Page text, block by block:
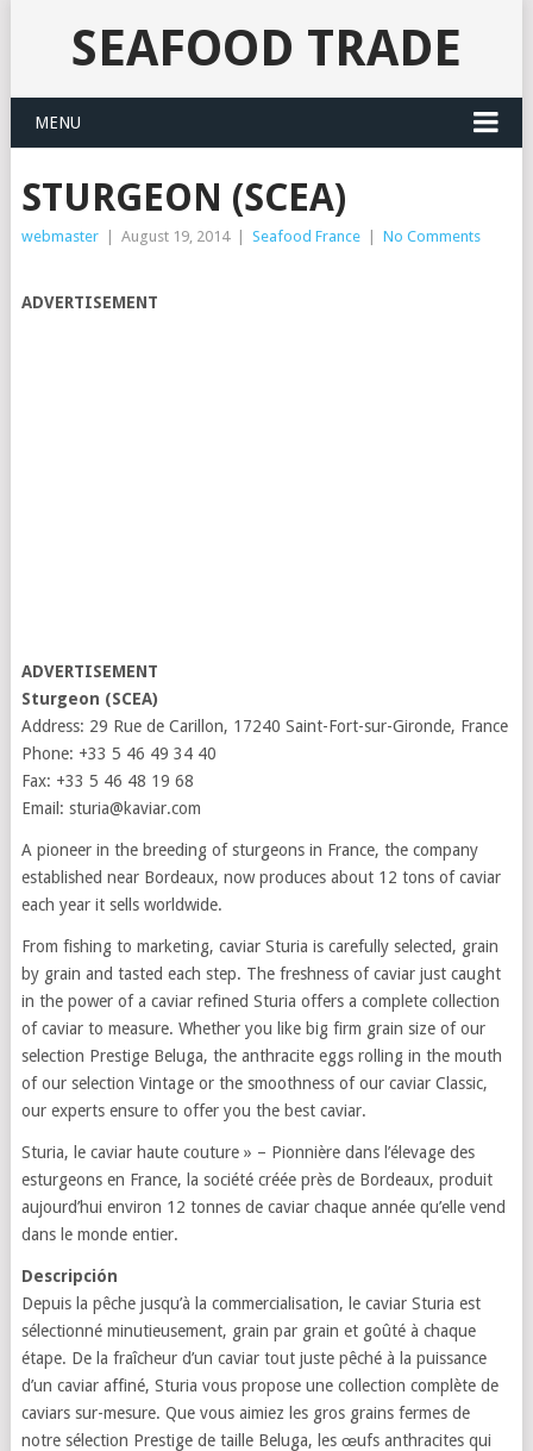
SEAFOOD TRADE
MENU
STURGEON (SCEA)
webmaster August 19, 2014 Seafood France No Comments
ADVERTISEMENT
ADVERTISEMENT
Sturgeon (SCEA)
Address: 29 Rue de Carillon, 17240 Saint-Fort-sur-Gironde, France
Phone: +33 5 46 49 34 40
Fax: +33 5 46 48 19 68
Email: sturia@kaviar.com
A pioneer in the breeding of sturgeons in France, the company
established near Bordeaux, now produces about 12 tons of caviar
each year it sells worldwide.
From fishing to marketing, caviar Sturia is carefully selected, grain
by grain and tasted each step. The freshness of caviar just caught
in the power of a caviar refined Sturia offers a complete collection
of caviar to measure. Whether you like big firm grain size of our
selection Prestige Beluga, the anthracite eggs rolling in the mouth
of our selection Vintage or the smoothness of our caviar Classic,
our experts ensure to offer you the best caviar.
Sturia, le caviar haute couture » – Pionnière dans l’élevage des
esturgeons en France, la société créée près de Bordeaux, produit
aujourd’hui environ 12 tonnes de caviar chaque année qu’elle vend
dans le monde entier.
Descripción
Depuis la pêche jusqu’à la commercialisation, le caviar Sturia est
sélectionné minutieusement, grain par grain et goûté à chaque
étape. De la fraîcheur d’un caviar tout juste pêché à la puissance
d’un caviar affiné, Sturia vous propose une collection complète de
caviars sur-mesure. Que vous aimiez les gros grains fermes de
notre sélection Prestige de taille Beluga, les œufs anthracites qui